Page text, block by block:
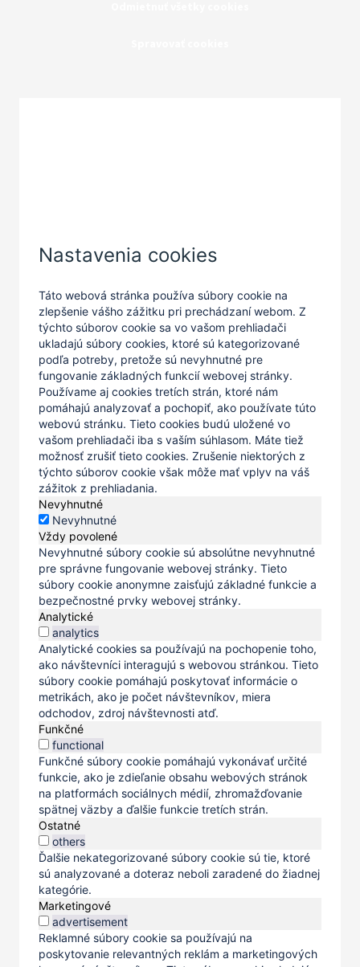
Nastavenia cookies
Táto webová stránka používa súbory cookie na
zlepšenie vášho zážitku pri prechádzaní webom. Z
týchto súborov cookie sa vo vašom prehliadači
ukladajú súbory cookies, ktoré sú kategorizované
podľa potreby, pretože sú nevyhnutné pre
fungovanie základných funkcií webovej stránky.
Používame aj cookies tretích strán, ktoré nám
pomáhajú analyzovať a pochopiť, ako používate túto
webovú stránku. Tieto cookies budú uložené vo
vašom prehliadači iba s vaším súhlasom. Máte tiež
možnosť zrušiť tieto cookies. Zrušenie niektorých z
týchto súborov cookie však môže mať vplyv na váš
zážitok z prehliadania.
Nevyhnutné
Nevyhnutné
Vždy povolené
Nevyhnutné súbory cookie sú absolútne nevyhnutné
pre správne fungovanie webovej stránky. Tieto
súbory cookie anonymne zaisťujú základné funkcie a
bezpečnostné prvky webovej stránky.
Analytické
analytics
Analytické cookies sa používajú na pochopenie toho,
ako návštevníci interagujú s webovou stránkou. Tieto
súbory cookie pomáhajú poskytovať informácie o
metrikách, ako je počet návštevníkov, miera
odchodov, zdroj návštevnosti atď.
Funkčné
functional
Funkčné súbory cookie pomáhajú vykonávať určité
funkcie, ako je zdieľanie obsahu webových stránok
na platformách sociálnych médií, zhromažďovanie
spätnej väzby a ďalšie funkcie tretích strán.
Ostatné
others
Ďalšie nekategorizované súbory cookie sú tie, ktoré
sú analyzované a doteraz neboli zaradené do žiadnej
kategórie.
Marketingové
advertisement
Reklamné súbory cookie sa používajú na
poskytovanie relevantných reklám a marketingových